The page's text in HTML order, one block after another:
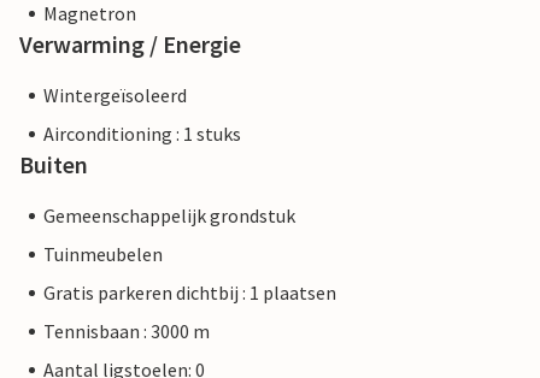
Magnetron
Verwarming / Energie
Wintergeïsoleerd
Airconditioning : 1 stuks
Buiten
Gemeenschappelijk grondstuk
Tuinmeubelen
Gratis parkeren dichtbij : 1 plaatsen
Tennisbaan : 3000 m
Aantal ligstoelen: 0